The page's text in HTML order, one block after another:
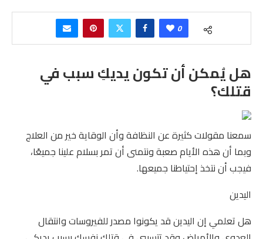
0
هل يُمكن أن تكون يديكِ سبب في
قتلك؟
سمعنا مقولات كثيرة عن النظافة وأن الوقاية خير من العلاج
وبما أن هذه الأيام صعبة ونتمنى أن تمر بسلام علينا جميعًا،
فيجب أن نتخذ إحتياطنا جميعها.
اليدين
هل تعلمي إن اليدين قد يكونوا مصدر للفيروسات وانتقال